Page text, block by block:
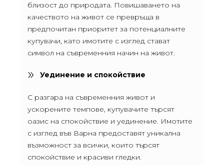
близост до природата. Повишаването на
качеството на живот се превръща в
предпочитан приоритет за потенциалните
купувачи, като имотите с изглед стават
символ на съвременния начин на живот.
Уединение и спокойствие
С разгара на съвременния живот и
ускорените темпове, купувачите търсят
оазис на спокойствие и уединение. Имотите
с изглед във Варна предоставят уникална
възможност за всички, които търсят
спокойствие и красиви гледки.